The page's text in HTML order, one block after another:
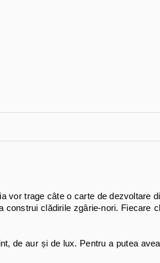
vor trage câte o carte de dezvoltare
clădirile zgârie-nori. Fiecare
de aur și de lux. Pentru a putea